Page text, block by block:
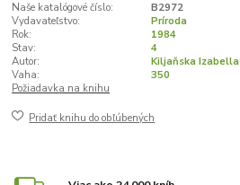
Naše katalógové číslo:
B2972
Vydavateľstvo:
Príroda
Rok:
1984
Stav:
4
Autor:
Kiljaňska Izabella
Vaha:
350
Požiadavka na knihu
Pridať knihu do obľúbených